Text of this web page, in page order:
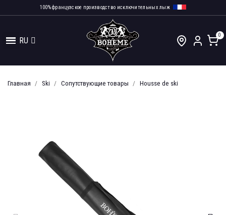
100% французское производство исключительных лыж
RU
Главная Ski Сопутствующие товары Housse de ski